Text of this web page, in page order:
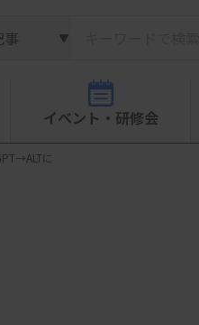
▼
イベント・研修会
に